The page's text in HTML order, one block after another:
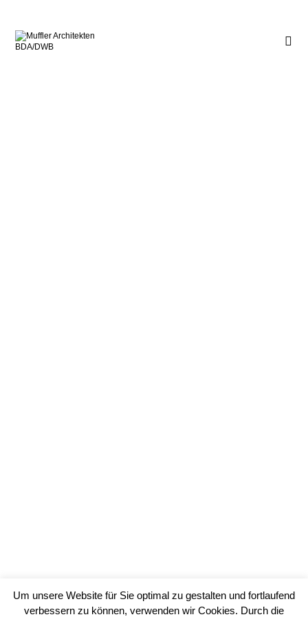
Um unsere Website für Sie optimal zu gestalten und fortlaufend
verbessern zu können, verwenden wir Cookies. Durch die